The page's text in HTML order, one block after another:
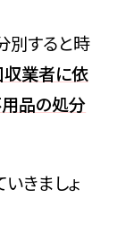
い家具
積み放題
別すると時
業者に依
用品の処分
きましょ